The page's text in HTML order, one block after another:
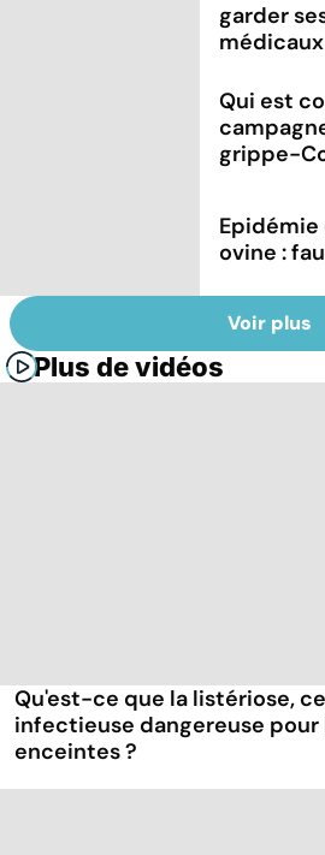
garder
Qui est
grippe-
ovine :
Voir plus
Plus de vidéos
Qu'est-ce que la listériose,
infectieuse dangereuse pour
enceintes ?